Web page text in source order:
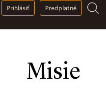
Misie
Prihlásiť Predplatné